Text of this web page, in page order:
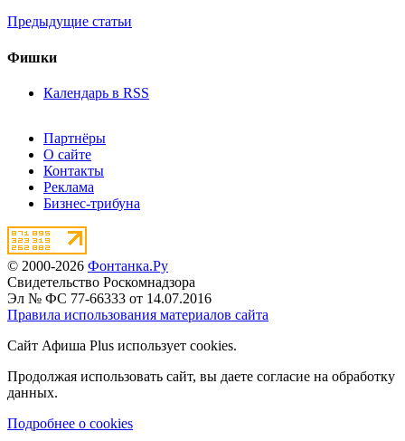
Предыдущие статьи
Фишки
Календарь в RSS
Партнёры
О сайте
Контакты
Реклама
Бизнес-трибуна
© 2000-2026 Фонтанка.Ру
Свидетельство Роскомнадзора
Эл № ФС 77-66333 от 14.07.2016
Правила использования материалов сайта
Сайт Афиша Plus использует cookies.
Продолжая использовать сайт, вы даете согласие на обработку
данных.
Подробнее о cookies